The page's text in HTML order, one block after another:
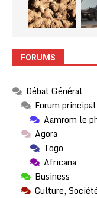
FORUMS
Débat Général
Forum principal
Aamrom le
Agora
Togo
Africana
Business
Culture,